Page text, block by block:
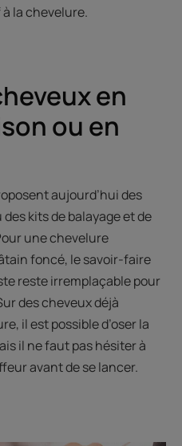
la chevelure.
en
ou en
aujourd’hui des
kits de balayage et de
une chevelure
foncé, le savoir-faire
reste irremplaçable pour
des cheveux déjà
il est possible d’oser la
il ne faut pas hésiter à
avant de se lancer.